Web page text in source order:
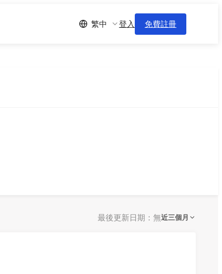
繁中 登入 免費註冊
最後更新日期：無近三個月